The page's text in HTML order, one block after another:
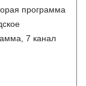
программа
7 канал